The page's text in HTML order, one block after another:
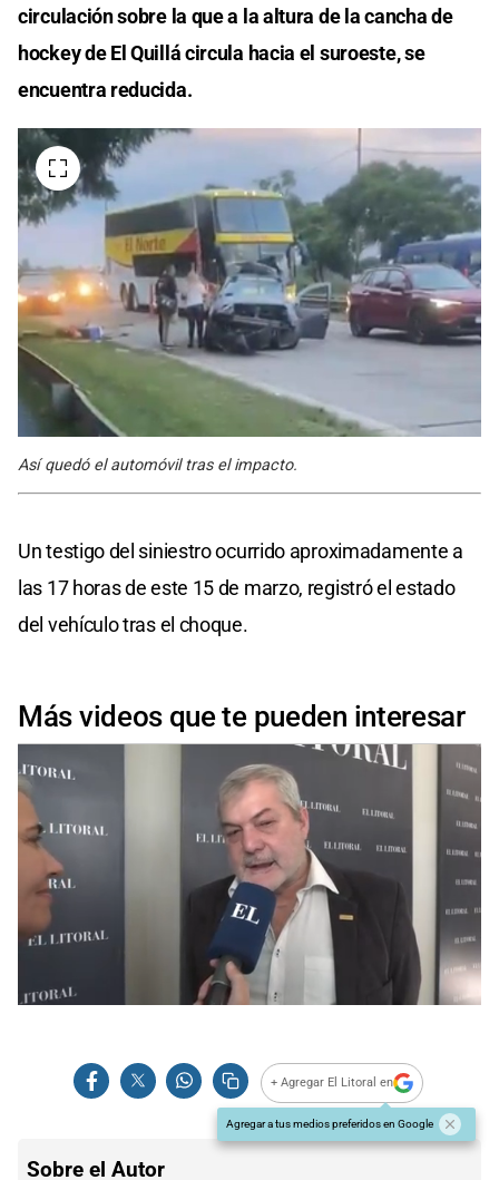
circulación sobre la que a la altura de la cancha de
hockey de El Quillá circula hacia el suroeste, se
encuentra reducida.
Así quedó el automóvil tras el impacto.
Un testigo del siniestro ocurrido aproximadamente a
las 17 horas de este 15 de marzo, registró el estado
del vehículo tras el choque.
Más videos que te pueden interesar
+ Agregar El Litoral en
Agregar a tus medios preferidos en Google
Sobre el Autor